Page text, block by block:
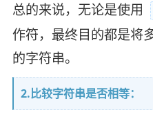
总的来说，无论是使用
作符，最终目的都是将
的字符串。
2.比较字符串是否相等：